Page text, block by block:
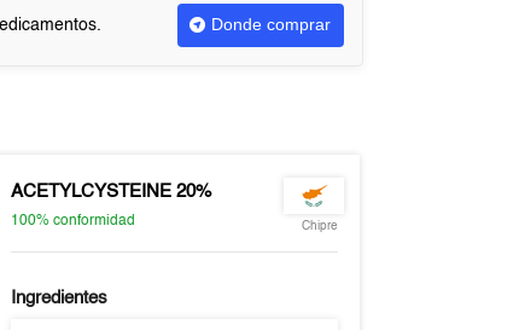
Donde comprar
ACETYLCYSTEINE 20%
100% conformidad Chipre
Ingredientes